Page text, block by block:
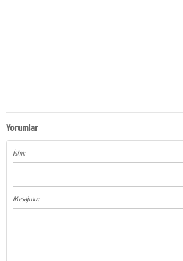
Yorumlar
İsim:
Mesajınız: